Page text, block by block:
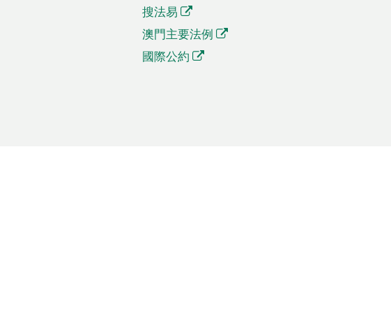
搜法易
澳門主要法例
國際公約